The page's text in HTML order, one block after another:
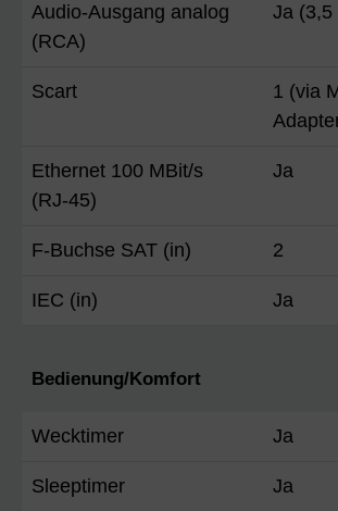
Audio-Ausgang analog
(RCA)
Ja (3,5
Scart
1 (via
Ethernet 100 MBit/s
(RJ-45)
Ja
F-Buchse SAT (in) 2
IEC (in) Ja
Bedienung/Komfort
Wecktimer Ja
Sleeptimer Ja